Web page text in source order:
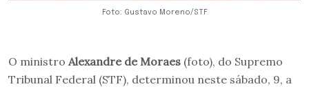
Foto: Gustavo Moreno/STF
O ministro Alexandre de Moraes (foto), do Supremo
Tribunal Federal (STF), determinou neste sábado, 9, a